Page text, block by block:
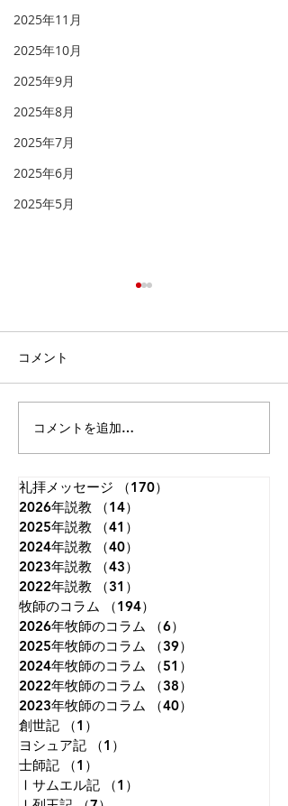
2025年11月
2025年10月
2025年9月
2025年8月
2025年7月
2025年6月
2025年5月
「 人とは何ものなのでしょ
う。あなたが心に留められる
とは。人のとはいったい何も
のなのでしょう。あなたが顧
と隣人とを愛して生きるよう
に造られました。しかし、私
たちは視線を自分自身にだけ
集中させがちです。本来、人
は天を見上げて生きるように
造られているのに、地上のこ
とに埋もれて生きてしまうこ
とが、苦しみもがく原因の一
つです。天に視線を向けると
は、す
コメント
コメントを追加…
礼拝メッセージ （170）
2026年説教
（14）
2025年説教
（41）
2024年説教
（40）
2023年説教
（43）
2022年説教
（31）
牧師のコラム
（194）
2026年牧師のコラム
（6）
2025年牧師のコラム
（39）
2024年牧師のコラム
（51）
2022年牧師のコラム
（38）
2023年牧師のコラム
（40）
創世記
（1）
ヨシュア記
（1）
士師記
（1）
Ⅰサムエル記
（1）